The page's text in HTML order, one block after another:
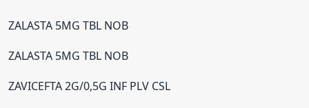
ZALASTA 5MG TBL NOB
ZALASTA 5MG TBL NOB
ZAVICEFTA 2G/0,5G INF PLV CSL